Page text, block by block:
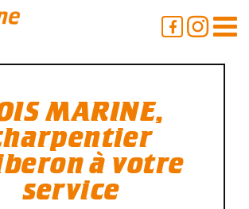
MARINE,
à votre
service